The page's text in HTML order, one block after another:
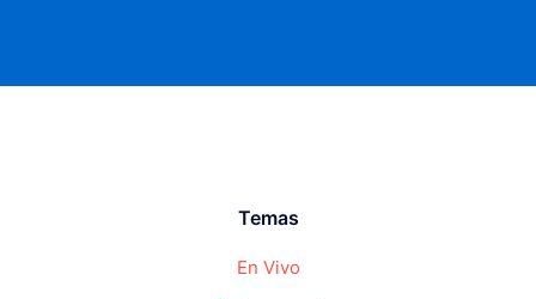
Temas
En Vivo